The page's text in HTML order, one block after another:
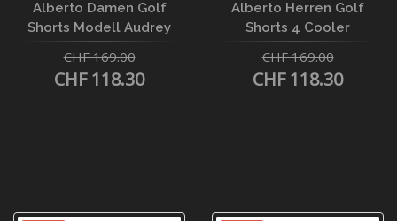
Alberto Damen Golf
Shorts Modell Audrey
CHF 169.00
CHF 118.30
Alberto Herren Golf
Shorts 4 Cooler
CHF 169.00
CHF 118.30